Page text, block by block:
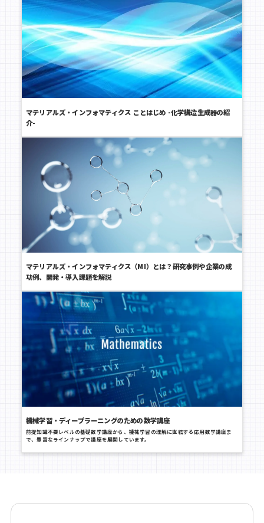
マテリアルズ・インフォマティクス ことはじめ -化学構造生成器の紹
介-
マテリアルズ・インフォマティクス（MI）とは？研究事例や企業の成
功例、開発・導入課題を解説
機械学習・ディープラーニングのための数学講座
前提知識不要レベルの基礎数学講座から、機械学習の理解に直結する応用数学講座ま
で、豊富なラインナップで講座を展開しています。